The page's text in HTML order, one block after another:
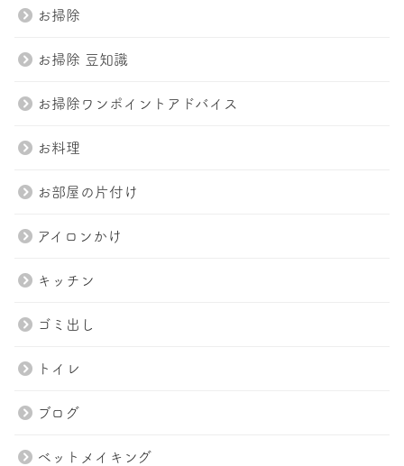
お掃除
お掃除 豆知識
お掃除ワンポイントアドバイス
お料理
お部屋の片付け
アイロンかけ
キッチン
ゴミ出し
トイレ
ブログ
ベットメイキング